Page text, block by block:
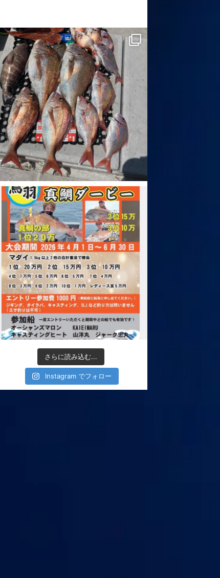
さらに読み込む...
Instagram でフォロー